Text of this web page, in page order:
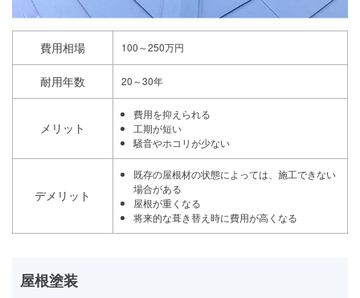
費用相場 100～250万円
耐用年数 20～30年
メリット
費用を抑えられる
工期が短い
騒音やホコリが少ない
デメリット
既存の屋根材の状態によっては、施工できない
場合がある
屋根が重くなる
将来的な葺き替え時に費用が高くなる
屋根塗装